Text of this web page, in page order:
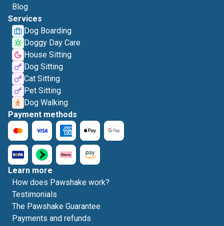
Blog
Services
Dog Boarding
Doggy Day Care
House Sitting
Dog Sitting
Cat Sitting
Pet Sitting
Dog Walking
Payment methods
Learn more
How does Pawshake work?
Testimonials
The Pawshake Guarantee
Payments and refunds